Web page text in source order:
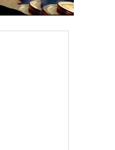
14110.12 -34.08